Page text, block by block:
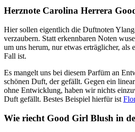
Herznote Carolina Herrera
Hier sollen eigentlich die Duftnoten
verzaubern. Statt erkennbaren Noten
um uns herum, nur etwas erträglicher, als
Fall ist.
Es mangelt uns bei diesem Parfüm an
schönen Duft, der gefällt. Gegen ein
ohne Entwicklung, haben wir nichts
Duft gefällt. Bestes Beispiel hierfür ist
Wie riecht Good Girl Blush in